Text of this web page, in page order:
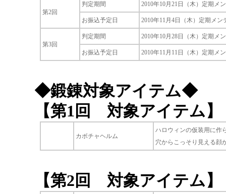
第2回
判定期間 2010年10月21日（木）定期メ
お振込予定日 2010年11月4日（木）定期メン
第3回
判定期間 2010年10月28日（木）定期メ
お振込予定日 2010年11月11日（木）定期メ
◆鍛錬対象アイテム◆
【第1回 対象アイテム】
カボチャヘルム
ハロウィンの仮装用に作
穴からこっそり見える顔
【第2回 対象アイテム】